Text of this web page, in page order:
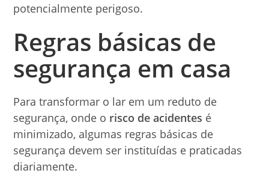
potencialmente perigoso.
Regras básicas de
segurança em casa
Para transformar o lar em um reduto de
segurança, onde o risco de acidentes é
minimizado, algumas regras básicas de
segurança devem ser instituídas e praticadas
diariamente.